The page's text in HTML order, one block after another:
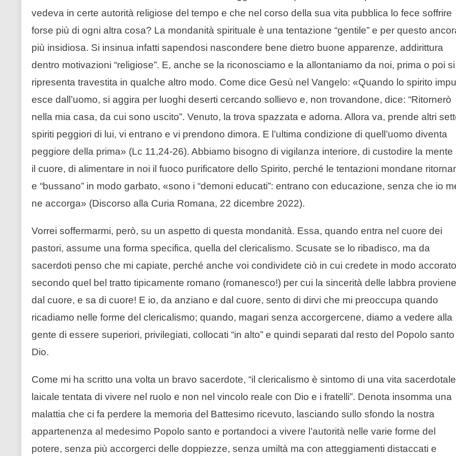
vedeva in certe autorità religiose del tempo e che nel corso della sua vita pubblica lo fece soffrire
forse più di ogni altra cosa? La mondanità spirituale è una tentazione “gentile” e per questo
più insidiosa. Si insinua infatti sapendosi nascondere bene dietro buone apparenze, addirittura
dentro motivazioni “religiose”. E, anche se la riconosciamo e la allontaniamo da noi, prima o poi si
ripresenta travestita in qualche altro modo. Come dice Gesù nel Vangelo: «Quando lo spirito
esce dall’uomo, si aggira per luoghi deserti cercando sollievo e, non trovandone, dice: “Ritornerò
nella mia casa, da cui sono uscito”. Venuto, la trova spazzata e adorna. Allora va, prende altri
spiriti peggiori di lui, vi entrano e vi prendono dimora. E l’ultima condizione di quell’uomo diventa
peggiore della prima» (Lc 11,24-26). Abbiamo bisogno di vigilanza interiore, di custodire la mente
il cuore, di alimentare in noi il fuoco purificatore dello Spirito, perché le tentazioni mondane
e “bussano” in modo garbato, «sono i “demoni educati”: entrano con educazione, senza che io
ne accorga» (Discorso alla Curia Romana, 22 dicembre 2022).
Vorrei soffermarmi, però, su un aspetto di questa mondanità. Essa, quando entra nel cuore dei
pastori, assume una forma specifica, quella del clericalismo. Scusate se lo ribadisco, ma da
sacerdoti penso che mi capiate, perché anche voi condividete ciò in cui credete in modo
secondo quel bel tratto tipicamente romano (romanesco!) per cui la sincerità delle labbra proviene
dal cuore, e sa di cuore! E io, da anziano e dal cuore, sento di dirvi che mi preoccupa quando
ricadiamo nelle forme del clericalismo; quando, magari senza accorgercene, diamo a vedere alla
gente di essere superiori, privilegiati, collocati “in alto” e quindi separati dal resto del Popolo santo
Dio.
Come mi ha scritto una volta un bravo sacerdote, “il clericalismo è sintomo di una vita
laicale tentata di vivere nel ruolo e non nel vincolo reale con Dio e i fratelli”. Denota insomma una
malattia che ci fa perdere la memoria del Battesimo ricevuto, lasciando sullo sfondo la nostra
appartenenza al medesimo Popolo santo e portandoci a vivere l’autorità nelle varie forme del
potere, senza più accorgerci delle doppiezze, senza umiltà ma con atteggiamenti distaccati e